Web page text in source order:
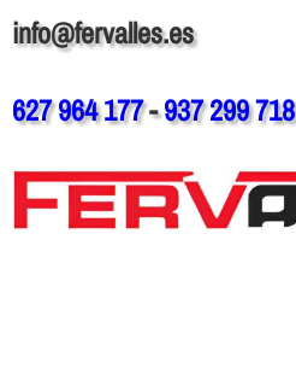
info@fervalles.es
627 964 177-937 299 718